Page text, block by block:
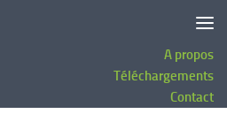
A propos
Téléchargements
Contact